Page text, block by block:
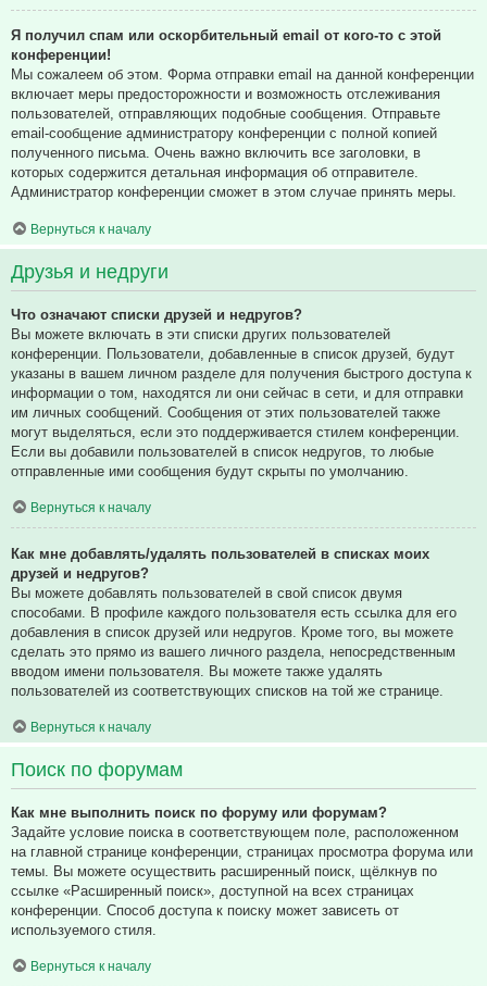
Я получил спам или оскорбительный email от кого-то с этой
конференции!
Мы сожалеем об этом. Форма отправки email на данной конференции
включает меры предосторожности и возможность отслеживания
пользователей, отправляющих подобные сообщения. Отправьте
email-сообщение администратору конференции с полной копией
полученного письма. Очень важно включить все заголовки, в
которых содержится детальная информация об отправителе.
Администратор конференции сможет в этом случае принять меры.
Вернуться к началу
Друзья и недруги
Что означают списки друзей и недругов?
Вы можете включать в эти списки других пользователей
конференции. Пользователи, добавленные в список друзей, будут
указаны в вашем личном разделе для получения быстрого доступа к
информации о том, находятся ли они сейчас в сети, и для отправки
им личных сообщений. Сообщения от этих пользователей также
могут выделяться, если это поддерживается стилем конференции.
Если вы добавили пользователей в список недругов, то любые
отправленные ими сообщения будут скрыты по умолчанию.
Вернуться к началу
Как мне добавлять/удалять пользователей в списках моих
друзей и недругов?
Вы можете добавлять пользователей в свой список двумя
способами. В профиле каждого пользователя есть ссылка для его
добавления в список друзей или недругов. Кроме того, вы можете
сделать это прямо из вашего личного раздела, непосредственным
вводом имени пользователя. Вы можете также удалять
пользователей из соответствующих списков на той же странице.
Вернуться к началу
Поиск по форумам
Как мне выполнить поиск по форуму или форумам?
Задайте условие поиска в соответствующем поле, расположенном
на главной странице конференции, страницах просмотра форума или
темы. Вы можете осуществить расширенный поиск, щёлкнув по
ссылке «Расширенный поиск», доступной на всех страницах
конференции. Способ доступа к поиску может зависеть от
используемого стиля.
Вернуться к началу